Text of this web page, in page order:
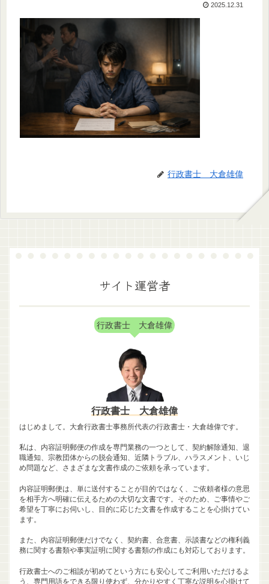
2025.12.31
行政書士 大倉雄偉
サイト運営者
行政書士 大倉雄偉
行政書士 大倉雄偉
はじめまして。大倉行政書士事務所代表の行政書士・大倉雄偉です。
私は、内容証明郵便の作成を専門業務の一つとして、契約解除通知、退
職通知、宗教団体からの脱会通知、近隣トラブル、ハラスメント、いじ
め問題など、さまざまな文書作成のご依頼を承っています。
内容証明郵便は、単に送付することが目的ではなく、ご依頼者様の意思
を相手方へ明確に伝えるための大切な文書です。そのため、ご事情やご
希望を丁寧にお伺いし、目的に応じた文書を作成することを心掛けてい
ます。
また、内容証明郵便だけでなく、契約書、合意書、示談書などの権利義
務に関する書類や事実証明に関する書類の作成にも対応しております。
行政書士へのご相談が初めてという方にも安心してご利用いただけるよ
う、専門用語をできる限り使わず、分かりやすく丁寧な説明を心掛けて